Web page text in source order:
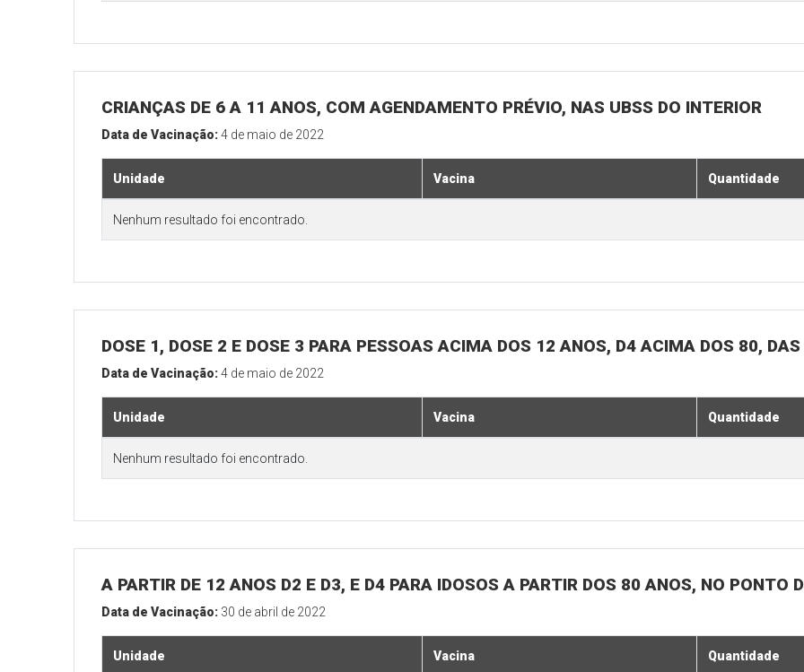
CRIANÇAS DE 6 A 11 ANOS, COM AGENDAMENTO PRÉVIO, NAS UBSS DO INTERIOR
Data de Vacinação:4 de maio de 2022
Unidade Vacina Quantidade
Nenhum resultado foi encontrado.
DOSE 1, DOSE 2 E DOSE 3 PARA PESSOAS ACIMA DOS 12 ANOS, D4 ACIMA DOS 80,
Data de Vacinação:4 de maio de 2022
Unidade Vacina Quantidade
Nenhum resultado foi encontrado.
A PARTIR DE 12 ANOS D2 E D3, E D4 PARA IDOSOS A PARTIR DOS 80 ANOS, NO PONTO
Data de Vacinação: 30 de abril de 2022
Unidade Vacina Quantidade